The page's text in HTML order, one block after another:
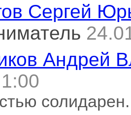
Сергей
Андрей
солидарен.